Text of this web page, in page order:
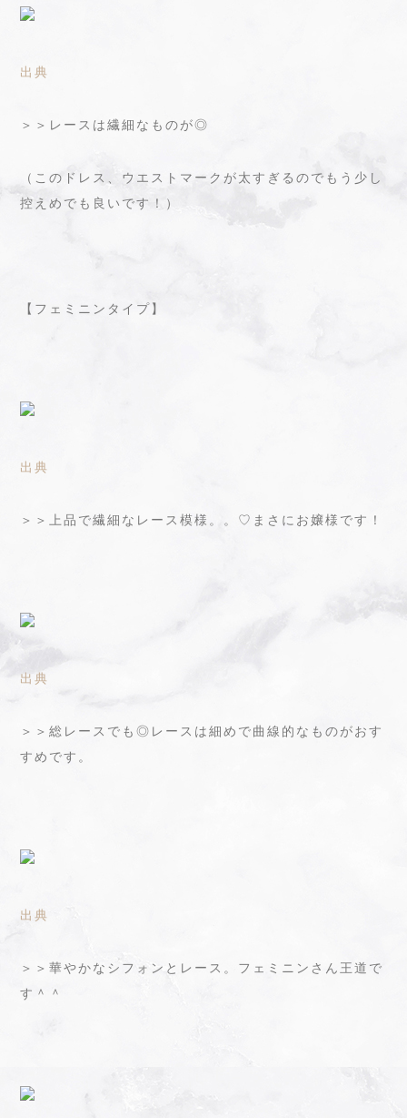
出典
＞＞レースは繊細なものが◎
（このドレス、ウエストマークが太すぎるのでもう少し
控えめでも良いです！）
【フェミニンタイプ】
出典
＞＞上品で繊細なレース模様。。♡まさにお嬢様です！
出典
＞＞総レースでも◎レースは細めで曲線的なものがおす
すめです。
出典
＞＞華やかなシフォンとレース。フェミニンさん王道で
す＾＾